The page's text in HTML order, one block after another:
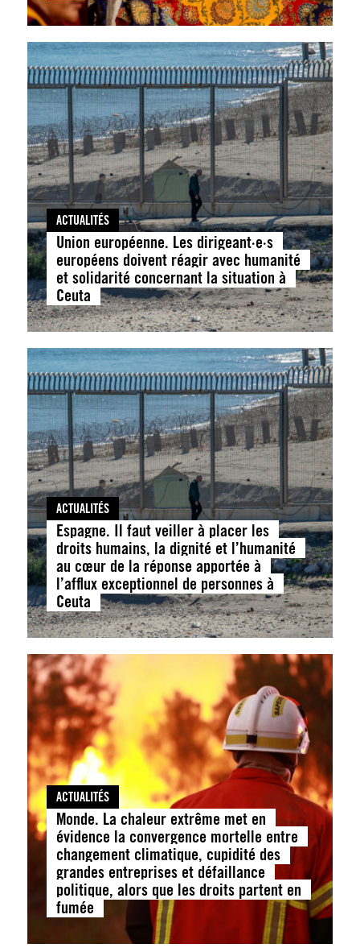
ACTUALITÉS
Union européenne. Les dirigeant·e·s
européens doivent réagir avec humanité
et solidarité concernant la situation à
Ceuta
ACTUALITÉS
Espagne. Il faut veiller à placer les
droits humains, la dignité et l’humanité
au cœur de la réponse apportée à
l’afflux exceptionnel de personnes à
Ceuta
ACTUALITÉS
Monde. La chaleur extrême met en
évidence la convergence mortelle entre
changement climatique, cupidité des
grandes entreprises et défaillance
politique, alors que les droits partent en
fumée